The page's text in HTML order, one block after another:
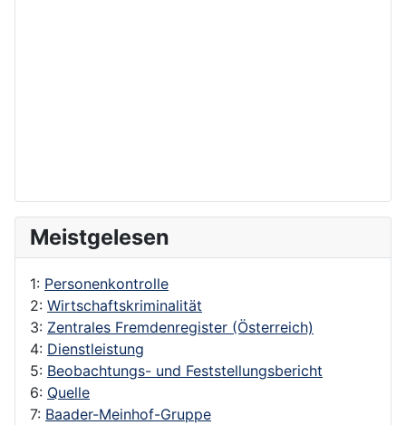
Meistgelesen
1: Personenkontrolle
2: Wirtschaftskriminalität
3: Zentrales Fremdenregister (Österreich)
4: Dienstleistung
5: Beobachtungs- und Feststellungsbericht
6: Quelle
7: Baader-Meinhof-Gruppe